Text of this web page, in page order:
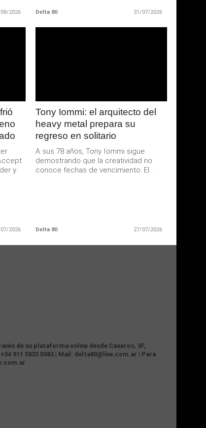
2026 Delta 80 31/07/2026
y
2026
Tony Iommi: el arquitecto del
heavy metal prepara su
regreso en solitario
A sus 78 años, Tony Iommi sigue
demostrando que la creatividad no
conoce fechas de vencimiento. El...
Delta 80 27/07/2026
de su plataforma online desde Caseros, 3F,
911 5833 5083 | Mail: delta80@live.com.ar | Para